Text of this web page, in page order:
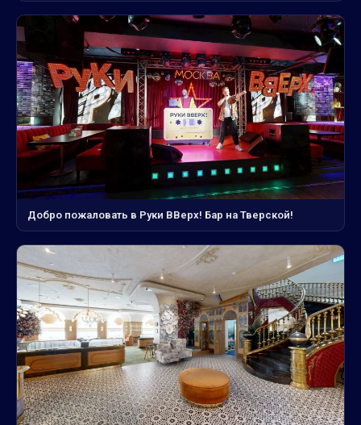
Добро пожаловать в Руки ВВерх! Бар на Тверской!